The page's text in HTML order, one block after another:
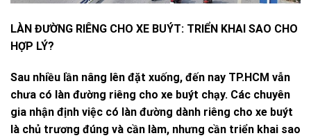
LÀN ĐƯỜNG RIÊNG CHO XE BUÝT: TRIỂN KHAI SAO CHO
HỢP LÝ?
Sau nhiều lần nâng lên đặt xuống, đến nay TP.HCM vẫn
chưa có làn đường riêng cho xe buýt chạy. Các chuyên
gia nhận định việc có làn đường dành riêng cho xe buýt
là chủ trương đúng và cần làm, nhưng cần triển khai sao